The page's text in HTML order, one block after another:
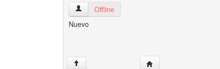
top-five Ver perfil del usuario
Offline
Nuevo
↑ Visitar sitio web del